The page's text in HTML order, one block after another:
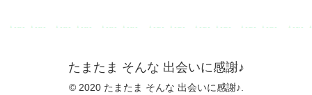
たまたま そんな 出会いに感謝♪
© 2020 たまたま そんな 出会いに感謝♪.